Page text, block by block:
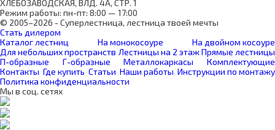
ХЛЕБОЗАВОДСКАЯ, ВЛД. 4А, СТР. 1
Режим работы: пн-пт: 8:00 — 17:00
© 2005–2026 - Суперлестница, лестница твоей мечты
Стать дилером
Каталог лестниц
На монокосоуре
На двойном косоуре
Для небольших пространств Лестницы на 2 этаж Прямые лестницы
П-образные
Г-образные Металлокаркасы
Комплектующие
Контакты Где купить Статьи Наши работы Инструкции по монтажу
Политика конфиденциальности
Мы в соц. сетях